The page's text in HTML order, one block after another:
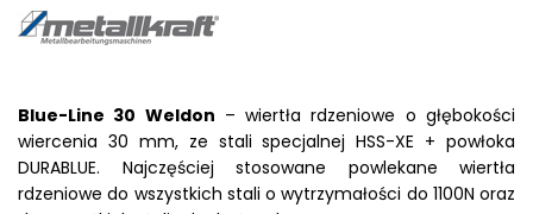
Blue-Line 30 Weldon – wiertła rdzeniowe o głębokości
wiercenia 30 mm, ze stali specjalnej HSS-XE + powłoka
DURABLUE. Najczęściej stosowane powlekane wiertła
rdzeniowe do wszystkich stali o wytrzymałości do 1100N oraz